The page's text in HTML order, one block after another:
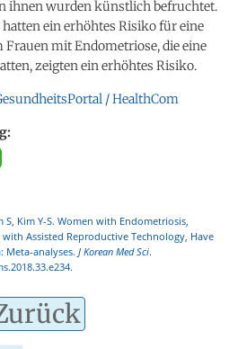
ihnen wurden künstlich befruchtet.
ein erhöhtes Risiko für eine
Frauen mit Endometriose, die eine
zeigten ein erhöhtes Risiko.
/ HealthCom
S, Kim Y-S. Women with Endometriosis,
Assisted Reproductive Technology, Have
Meta-analyses. J Korean Med Sci.